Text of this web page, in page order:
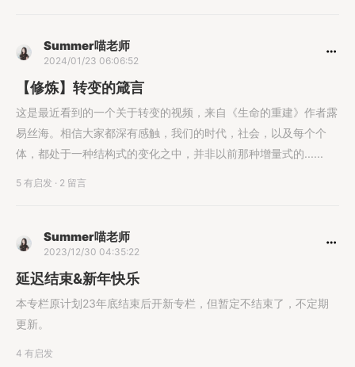
Summer喵老师
2024/01/23 06:06:52
【修炼】转变的箴言
这是最近看到的一个关于转变的视频，来自《生命的重建》作者露
易丝海。相信大家都深有感触，我们的时代，社会，以及每个个
体，都处于一种结构式的变化之中，并非以前那种增量式的......
5 有启发 · 2 留言
Summer喵老师
2023/12/30 04:35:22
延迟结束&新年快乐
本专栏原计划23年底结束后开新专栏，但暂定不结束了，不定期
更新。
4 有启发